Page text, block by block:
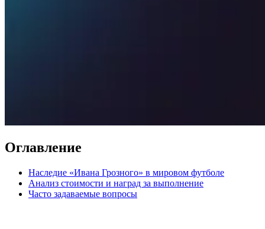
Оглавление
Наследие «Ивана Грозного» в мировом футболе
Анализ стоимости и наград за выполнение
Часто задаваемые вопросы